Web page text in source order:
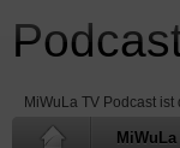
MiWuLa TV Podcast
MiWuLa